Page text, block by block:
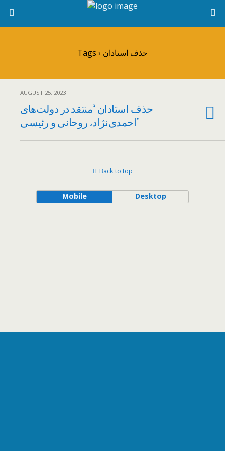
Tags › حذف استادان
AUGUST 25, 2023
حذف استادان “منتقد در دولت‌های
احمدی‌نژاد، روحانی و رئیسی”
Back to top
Mobile Desktop